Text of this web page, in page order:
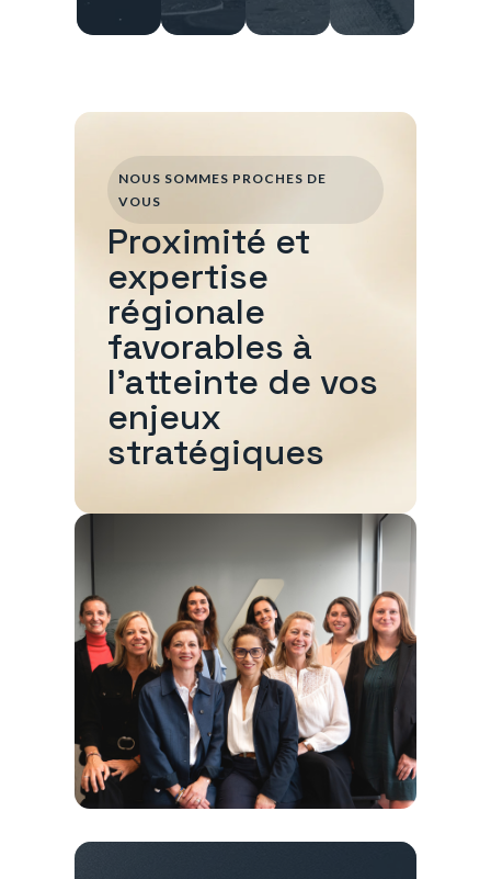
NOUS SOMMES PROCHES DE
VOUS
Proximité et
expertise
régionale
favorables à
l'atteinte de vos
enjeux
stratégiques